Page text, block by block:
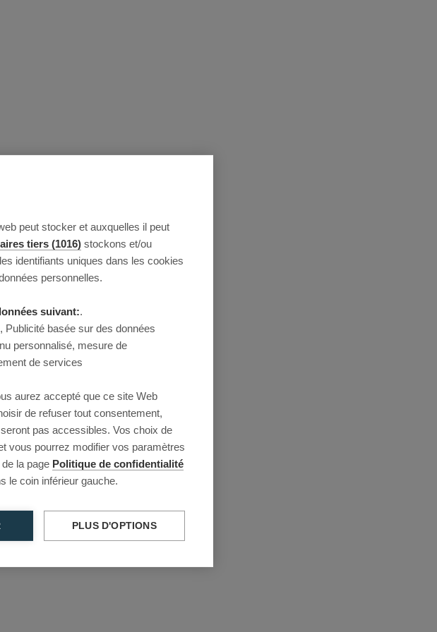
peut stocker et auxquelles il peut
tiers (1016) stockons et/ou
identifiants uniques dans les cookies
personnelles.
suivant:.
basée sur des données
personnalisé, mesure de
de services
aurez accepté que ce site Web
de refuser tout consentement,
pas accessibles. Vos choix de
vous pourrez modifier vos paramètres
la page Politique de confidentialité
le coin inférieur gauche.
PLUS D'OPTIONS
load